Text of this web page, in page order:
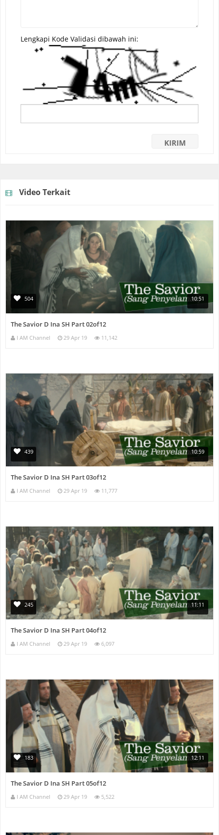
Lengkapi Kode Validasi dibawah ini:
Video Terkait
504 10:51
The Savior D Ina SH Part 02of12
I AM Channel 29 Apr 19 11,142
439 10:59
The Savior D Ina SH Part 03of12
I AM Channel 29 Apr 19 11,777
245 11:11
The Savior D Ina SH Part 04of12
I AM Channel 29 Apr 19 6,097
183 12:11
The Savior D Ina SH Part 05of12
I AM Channel 29 Apr 19 5,522